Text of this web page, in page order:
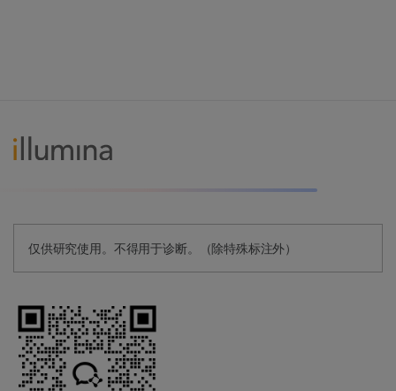
仅供研究使用。不得用于诊断。（除特殊标注外）